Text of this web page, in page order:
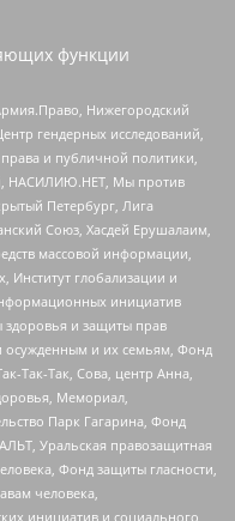
функции
Нижегородский
гендерных исследований,
и публичной политики,
НАСИЛИЮ.НЕТ, Мы против
Петербург, Лига
Союз, Хасдей Ерушалаим,
массовой информации,
Институт глобализации и
инициатив
здоровья и защиты прав
осужденным и их семьям, Фонд
Так-Так, Сова, центр Анна,
Мемориал,
Парк Гагарина, Фонд
Уральская правозащитная
Фонд защиты гласности,
человека,
инициатив и социального